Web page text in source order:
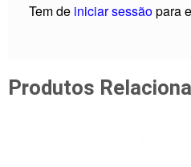
Tem de iniciar sessãopara
Produtos